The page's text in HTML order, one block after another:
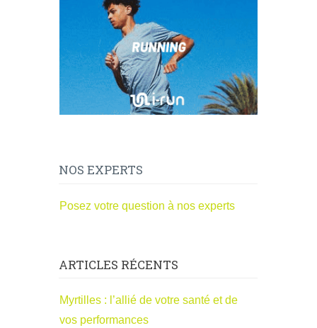
NOS EXPERTS
Posez votre question à nos experts
ARTICLES RÉCENTS
Myrtilles : l’allié de votre santé et de
vos performances